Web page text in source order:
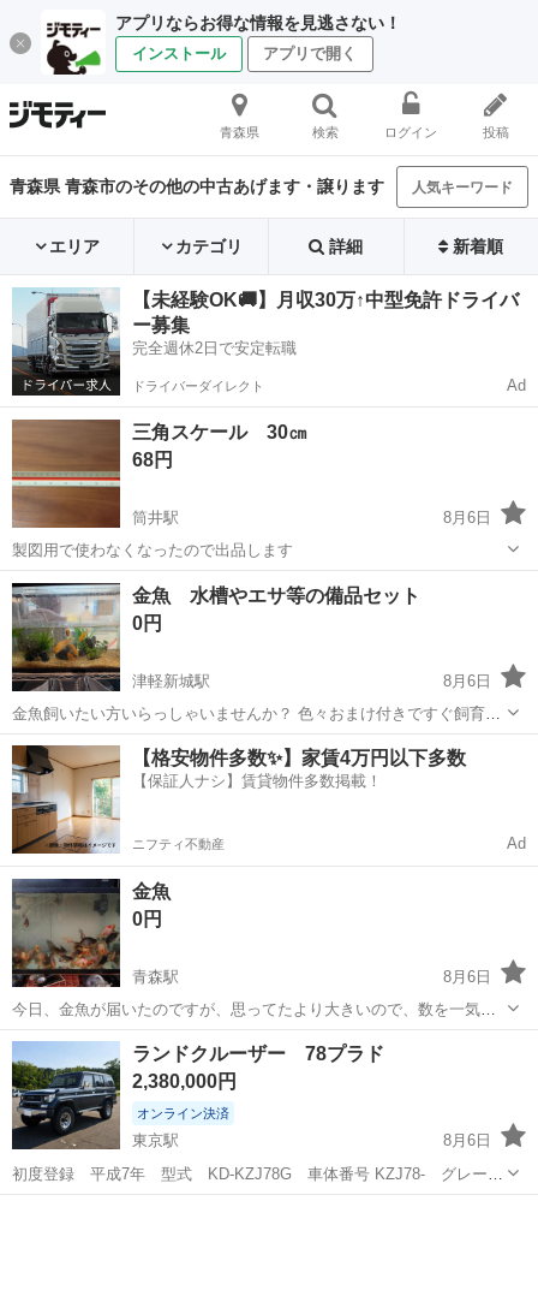
アプリならお得な情報を見逃さない！
インストール アプリで開く
青森県 検索 ログイン 投稿
青森県 青森市のその他の中古あげます・譲ります 人気キーワード
エリア カテゴリ 詳細 新着順
【未経験OK🚚】月収30万↑中型免許ドライバ
ー募集
完全週休2日で安定転職
ドライバーダイレクト Ad
三角スケール 30㎝
68円
筒井駅
8月6日
製図用で使わなくなったので出品します
青森 青森市 筒井駅 その他
金魚 水槽やエサ等の備品セット
0円
津軽新城駅
8月6日
金魚飼いたい方いらっしゃいませんか？ 色々おまけ付きですぐ飼育で
きます。
青森 青森市 津軽新城駅 その他
【格安物件多数✨】家賃4万円以下多数
【保証人ナシ】賃貸物件多数掲載！
ニフティ不動産 Ad
金魚
0円
青森駅
8月6日
今日、金魚が届いたのですが、思ってたより大きいので、数を一気に
減らすため、ただで差し上げます。 品種名はあえてお教えしません
が、かなり珍しい種類です。 こちらでいらない色、柄とかになります
ので、気になさらない方、あとは入れ物...
青森 青森市 青森駅 その他
ランドクルーザー 78プラド
2,380,000円
オンライン決済
東京駅
8月6日
初度登録 平成7年 型式 KD-KZJ78G 車体番号 KZJ78- グレード
SX 走行距離 225,000 車検令和8年9月8日まで 値下げ交渉あり